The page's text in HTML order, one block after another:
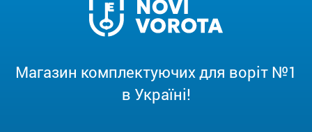
Магазин комплектуючих для воріт №1
в Україні!